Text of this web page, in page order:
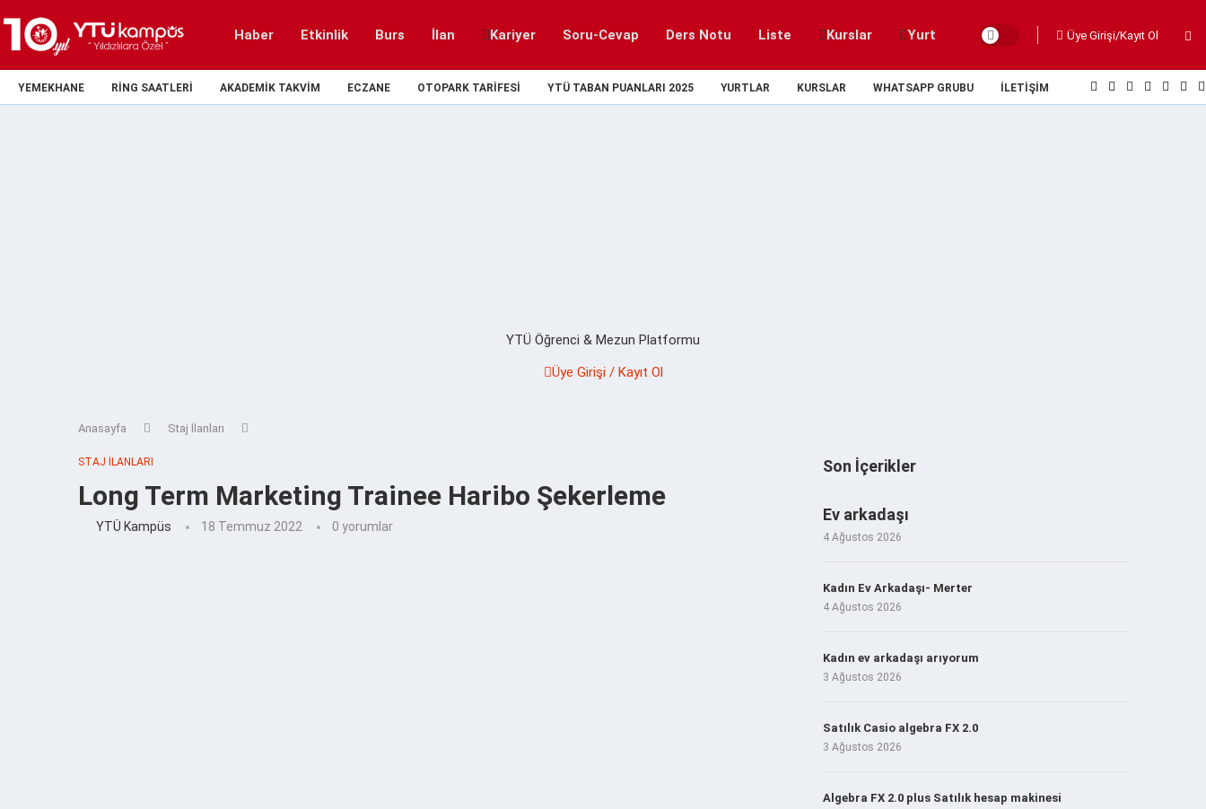
Haber Etkinlik Burs İlan Kariyer Soru-Cevap Ders Notu Liste Kurslar Yurt Üye Girişi/Kayıt Ol
YEMEKHANE RING SAATLERI AKADEMIK TAKVIM ECZANE OTOPARK TARIFESI YTÜ TABAN PUANLARI 2025 YURTLAR KURSLAR WHATSAPP GRUBU İLETIŞIM
YTÜ Öğrenci & Mezun Platformu
Üye Girişi / Kayıt Ol
Anasayfa Staj İlanları
STAJ İLANLARI
Long Term Marketing Trainee Haribo Şekerleme
YTÜ Kampüs 18 Temmuz 2022 0 yorumlar
Son İçerikler
Ev arkadaşı
4 Ağustos 2026
Kadın Ev Arkadaşı- Merter
4 Ağustos 2026
Kadın ev arkadaşı arıyorum
3 Ağustos 2026
Satılık Casio algebra FX 2.0
3 Ağustos 2026
Algebra FX 2.0 plus Satılık hesap makinesi